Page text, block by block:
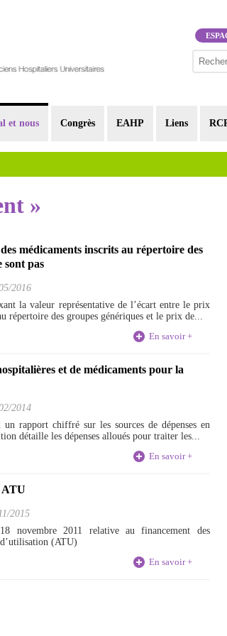
et nous Congrès EAHP Liens
»
médicaments inscrits au répertoire des
sont pas
2016
la valeur représentative de l’écart entre le prix
répertoire des groupes génériques et le prix de...
En savoir +
et de médicaments pour la
2014
rapport chiffré sur les sources de dépenses en
détaille les dépenses alloués pour traiter les...
En savoir +
ATU
2015
novembre 2011 relative au financement des
(ATU)
En savoir +